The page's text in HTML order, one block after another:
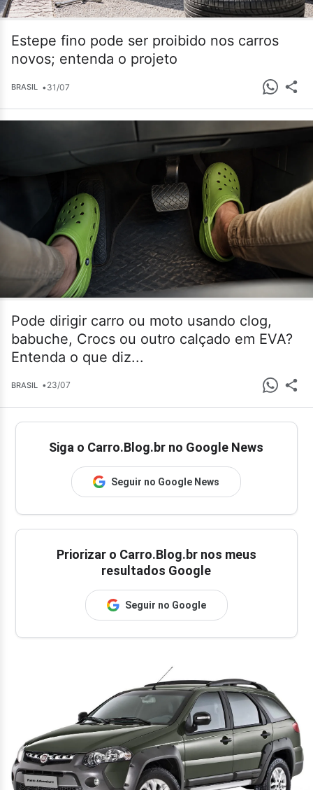
Estepe fino pode ser proibido nos carros
novos; entenda o projeto
BRASIL •31/07
Pode dirigir carro ou moto usando clog,
babuche, Crocs ou outro calçado em EVA?
Entenda o que diz...
BRASIL •23/07
Siga o Carro.Blog.br no Google News
Seguir no Google News
Priorizar o Carro.Blog.br nos meus
resultados Google
Seguir no Google